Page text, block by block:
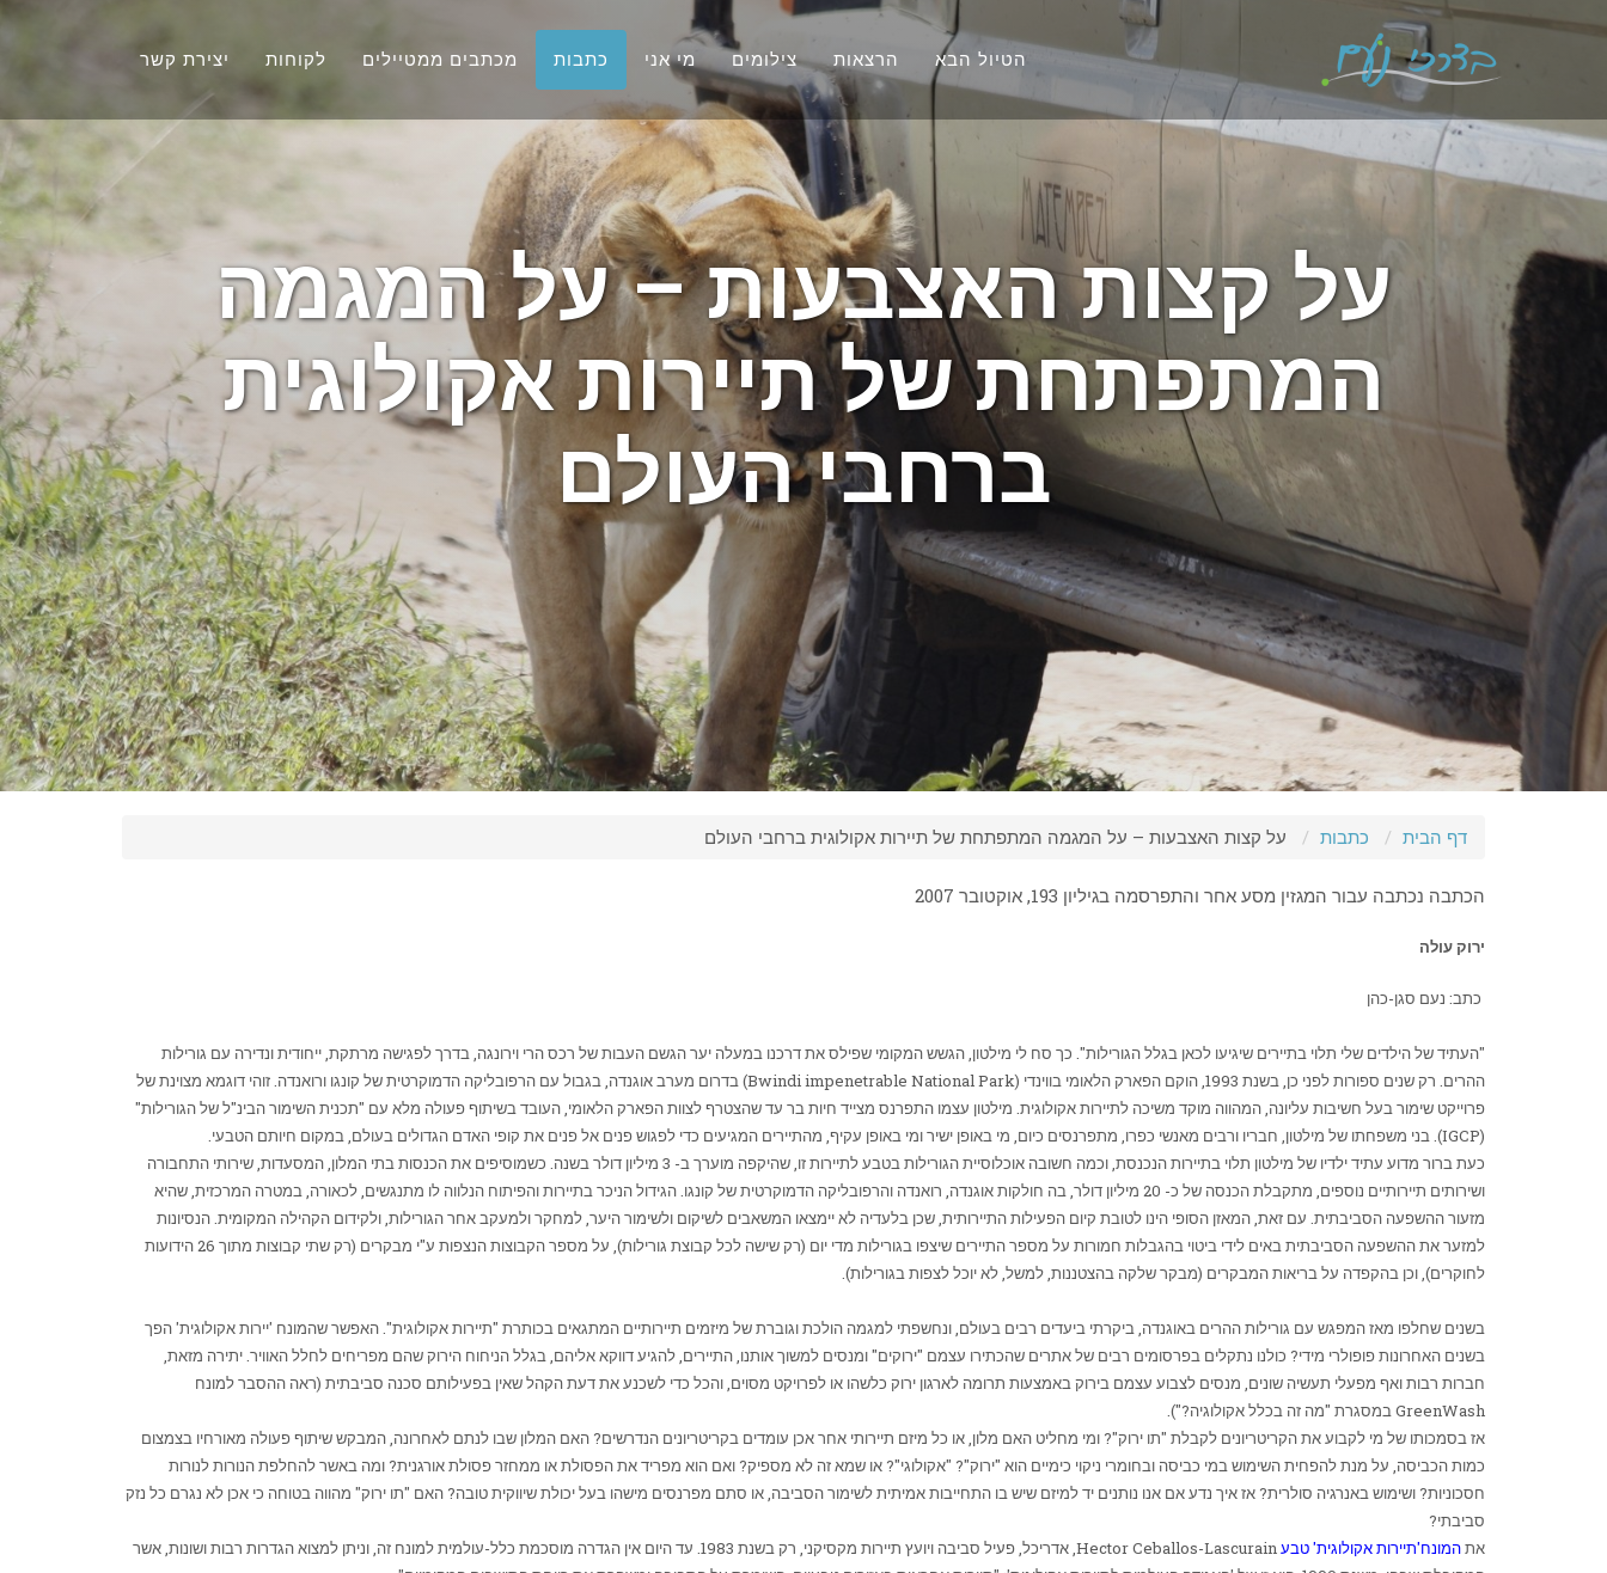
הטיול הבא הרצאות צילומים מי אני כתבות מכתבים ממטיילים לקוחות יצירת קשר
על קצות האצבעות – על המגמה
המתפתחת של תיירות אקולוגית
ברחבי העולם
דף הבית כתבות על קצות האצבעות – על המגמה המתפתחת של תיירות אקולוגית ברחבי העולם
הכתבה נכתבה עבור המגזין מסע אחר והתפרסמה בגיליון 193, אוקטובר 2007
ירוק עולה
כתב: נעם סגן-כהן
"העתיד של הילדים שלי תלוי בתיירים שיגיעו לכאן בגלל הגורילות". כך סח לי מילטון, הגשש המקומי שפילס את דרכנו במעלה יער הגשם העבות של רכס הרי וירונגה, בדרך לפגישה מרתקת, ייחודית ונדירה עם גורילות
ההרים. רק שנים ספורות לפני כן, בשנת 1993, הוקם הפארק הלאומי בווינדי (
Bwindi impenetrable National Park) בדרום מערב אוגנדה, בגבול עם הרפובליקה הדמוקרטית של קונגו ורואנדה. זוהי דוגמא מצוינת של
פרוייקט שימור בעל חשיבות עליונה, המהווה מוקד משיכה לתיירות אקולוגית. מילטון עצמו התפרנס מצייד חיות בר עד שהצטרף לצוות הפארק הלאומי, העובד בשיתוף פעולה מלא עם "תכנית השימור הבינ"ל של הגורילות"
(
IGCP). בני משפחתו של מילטון, חבריו ורבים מאנשי כפרו, מתפרנסים כיום, מי באופן ישיר ומי באופן עקיף, מהתיירים המגיעים כדי לפגוש פנים אל פנים את קופי האדם הגדולים בעולם, במקום חיותם הטבעי.
כעת ברור מדוע עתיד ילדיו של מילטון תלוי בתיירות הנכנסת, וכמה חשובה אוכלוסיית הגורילות בטבע לתיירות זו, שהיקפה מוערך ב- 3 מיליון דולר בשנה. כשמוסיפים את הכנסות בתי המלון, המסעדות, שירותי התחבורה
ושירותים תיירותיים נוספים, מתקבלת הכנסה של כ- 20 מיליון דולר, בה חולקות אוגנדה, רואנדה והרפובליקה הדמוקרטית של קונגו. הגידול הניכר בתיירות והפיתוח הנלווה לו מתנגשים, לכאורה, במטרה המרכזית, שהיא
מזעור ההשפעה הסביבתית. עם זאת, המאזן הסופי הינו לטובת קיום הפעילות התיירותית, שכן בלעדיה לא יימצאו המשאבים לשיקום ולשימור היער, למחקר ולמעקב אחר הגורילות, ולקידום הקהילה המקומית. הנסיונות
למזער את ההשפעה הסביבתית באים לידי ביטוי בהגבלות חמורות על מספר התיירים שיצפו בגורילות מדי יום (רק שישה לכל קבוצת גורילות), על מספר הקבוצות הנצפות ע"י מבקרים (רק שתי קבוצות מתוך 26 הידועות
לחוקרים), וכן בהקפדה על בריאות המבקרים (מבקר שלקה בהצטננות, למשל, לא יוכל לצפות בגורילות).
בשנים שחלפו מאז המפגש עם גורילות ההרים באוגנדה, ביקרתי ביעדים רבים בעולם, ונחשפתי למגמה הולכת וגוברת של מיזמים תיירותיים המתגאים בכותרת "תיירות אקולוגית". האפשר שהמונח 'יירות אקולוגית' הפך
בשנים האחרונות פופולרי מידי? כולנו נתקלים בפרסומים רבים של אתרים שהכתירו עצמם "ירוקים" ומנסים למשוך אותנו, התיירים, להגיע דווקא אליהם, בגלל הניחוח הירוק שהם מפריחים לחלל האוויר. יתירה מזאת,
חברות רבות ואף מפעלי תעשיה שונים, מנסים לצבוע עצמם בירוק באמצעות תרומה לארגון ירוק כלשהו או לפרויקט מסוים, והכל כדי לשכנע את דעת הקהל שאין בפעילותם סכנה סביבתית (ראה ההסבר למונח
GreenWashבמסגרת "מה זה בכלל אקולוגיה?").
אז בסמכותו של מי לקבוע את הקריטריונים לקבלת "תו ירוק"? ומי מחליט האם מלון, או כל מיזם תיירותי אחר אכן עומדים בקריטריונים הנדרשים? האם המלון שבו לנתם לאחרונה, המבקש שיתוף פעולה מאורחיו בצמצום
כמות הכביסה, על מנת להפחית השימוש במי כביסה ובחומרי ניקוי כימיים הוא "ירוק"? "אקולוגי"? או שמא זה לא מספיק? ואם הוא מפריד את הפסולת או ממחזר פסולת אורגנית? ומה באשר להחלפת הנורות לנורות
חסכוניות? ושימוש באנרגיה סולרית? אז איך נדע אם אנו נותנים יד למיזם שיש בו התחייבות אמיתית לשימור הסביבה, או סתם מפרנסים מישהו בעל יכולת שיווקית טובה? האם "תו ירוק" מהווה בטוחה כי אכן לא נגרם כל נזק
סביבתי?
אתהמונח'תיירות אקולוגית' טבעHector Ceballos-Lascurain
, אדריכל, פעיל סביבה ויועץ תיירות מקסיקני, רק בשנת 1983. עד היום אין הגדרה מוסכמת כלל-עולמית למונח זה, וניתן למצוא הגדרות רבות ושונות, אשר